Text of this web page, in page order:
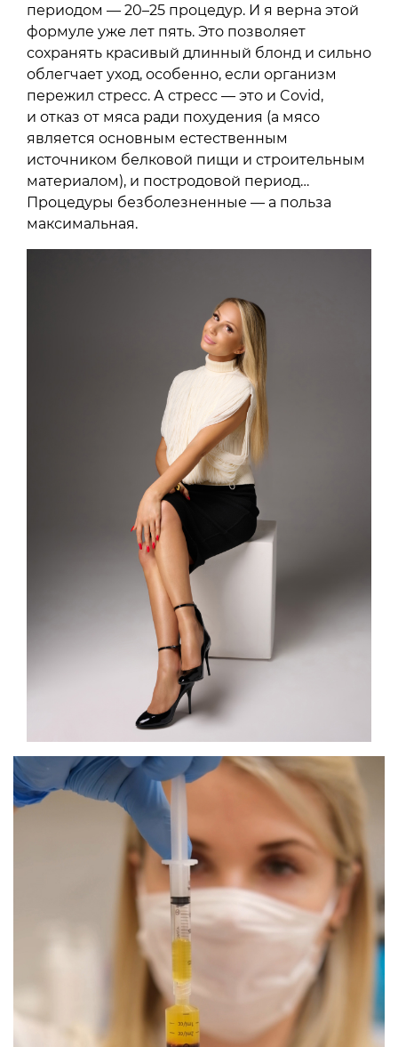
периодом — 20–25 процедур. И я верна этой
формуле уже лет пять. Это позволяет
сохранять красивый длинный блонд и сильно
облегчает уход, особенно, если организм
пережил стресс. А стресс — это и Covid,
и отказ от мяса ради похудения (а мясо
является основным естественным
источником белковой пищи и строительным
материалом), и постродовой период…
Процедуры безболезненные — а польза
максимальная.